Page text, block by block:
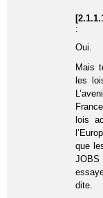
:
Oui.
Mais
les
lois
que
dite.